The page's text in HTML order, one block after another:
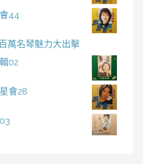
44
萬名琴魅力大出擊
02
會28